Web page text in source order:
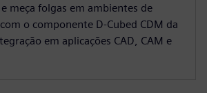
meça folgas em ambientes de
o componente D-Cubed CDM da
em aplicações CAD, CAM e